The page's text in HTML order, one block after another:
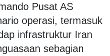
Pusat AS
operasi, termasuk
infrastruktur Iran
sebagian